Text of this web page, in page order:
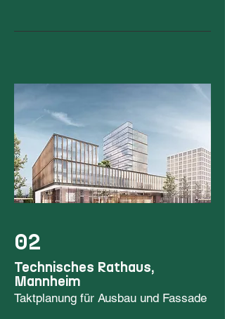
02
Technisches Rathaus,
Mannheim
Taktplanung für Ausbau und Fassade